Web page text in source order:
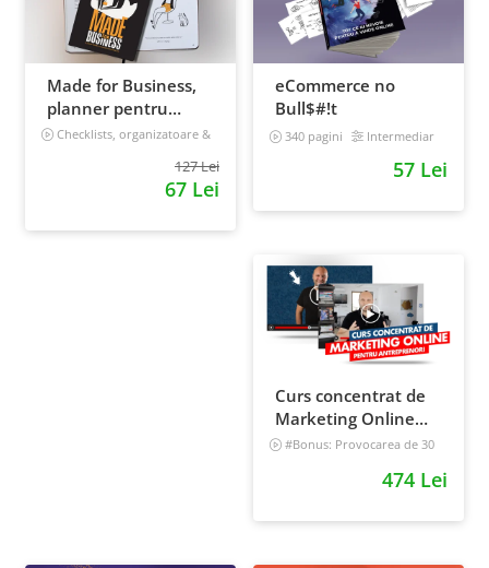
Made for Business,
planner pentru
afaceri & viata,
Checklists, organizatoare &
127 Lei
67 Lei
eCommerce no
Bull$#!t
340 pagini Intermediar
57 Lei
Curs concentrat de
Marketing Online
pentru antreprenori
#Bonus: Provocarea de 30
474 Lei